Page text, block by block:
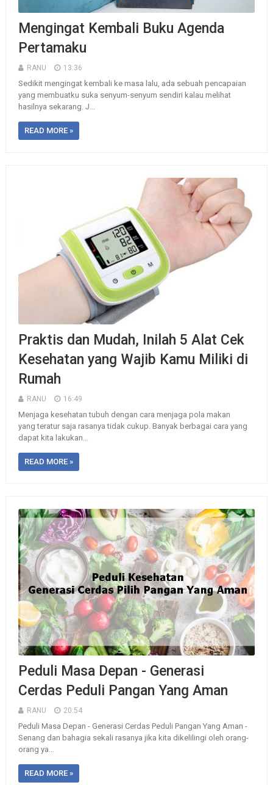
Mengingat Kembali Buku Agenda
Pertamaku
RANU 13:36
Sedikit mengingat kembali ke masa lalu, ada sebuah pencapaian
yang membuatku suka senyum-senyum sendiri kalau melihat
hasilnya sekarang. J...
READ MORE »
Praktis dan Mudah, Inilah 5 Alat Cek
Kesehatan yang Wajib Kamu Miliki di
Rumah
RANU 16:49
Menjaga kesehatan tubuh dengan cara menjaga pola makan
yang teratur saja rasanya tidak cukup. Banyak berbagai cara yang
dapat kita lakukan...
READ MORE »
Peduli Masa Depan - Generasi
Cerdas Peduli Pangan Yang Aman
RANU 20:54
Peduli Masa Depan - Generasi Cerdas Peduli Pangan Yang Aman -
Senang dan bahagia sekali rasanya jika kita dikelilingi oleh orang-
orang ya...
READ MORE »